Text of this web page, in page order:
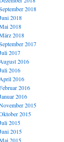
2018
2018
2018
2018
2017
2017
August 2016
2016
April 2016
2016
2016
2015
2015
2015
2015
2015